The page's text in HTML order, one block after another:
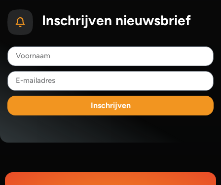
Inschrijven nieuwsbrief
Inschrijven